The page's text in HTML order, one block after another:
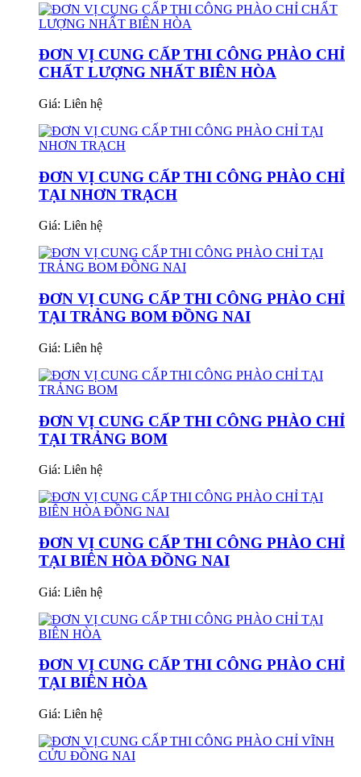
ĐƠN VỊ CUNG CẤP THI CÔNG PHÀO CHỈ
CHẤT LƯỢNG NHẤT BIÊN HÒA
Giá: Liên hệ
ĐƠN VỊ CUNG CẤP THI CÔNG PHÀO CHỈ
TẠI NHƠN TRẠCH
Giá: Liên hệ
ĐƠN VỊ CUNG CẤP THI CÔNG PHÀO CHỈ
TẠI TRẢNG BOM ĐỒNG NAI
Giá: Liên hệ
ĐƠN VỊ CUNG CẤP THI CÔNG PHÀO CHỈ
TẠI TRẢNG BOM
Giá: Liên hệ
ĐƠN VỊ CUNG CẤP THI CÔNG PHÀO CHỈ
TẠI BIÊN HÒA ĐỒNG NAI
Giá: Liên hệ
ĐƠN VỊ CUNG CẤP THI CÔNG PHÀO CHỈ
TẠI BIÊN HÒA
Giá: Liên hệ